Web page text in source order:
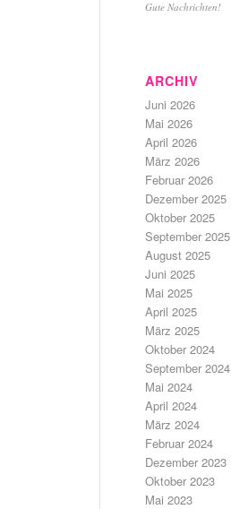
Gute Nachrichten!
ARCHIV
Juni 2026
Mai 2026
April 2026
März 2026
Februar 2026
Dezember 2025
Oktober 2025
September 2025
August 2025
Juni 2025
Mai 2025
April 2025
März 2025
Oktober 2024
September 2024
Mai 2024
April 2024
März 2024
Februar 2024
Dezember 2023
Oktober 2023
Mai 2023